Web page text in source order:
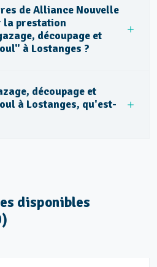
de Alliance Nouvelle
la prestation
découpage et
à Lostanges ?
découpage et
à Lostanges, qu'est-
disponibles